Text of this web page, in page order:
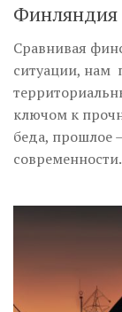
Финляндия
Сравнивая
ситуации, нам
ключом к
беда, прошлое
современности.